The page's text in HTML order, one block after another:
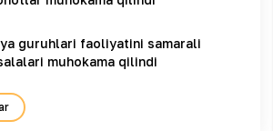
guruhlari faoliyatini samarali
muhokama qilindi